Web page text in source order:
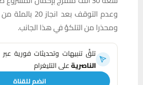
وعدم التوقف بعد
ومحذرا من التلكؤ في هذا الجانب.
تلقَّ تنبيهات وتحديثات فورية عبر
الناصريةعلى التليغرام
انضم للقناة